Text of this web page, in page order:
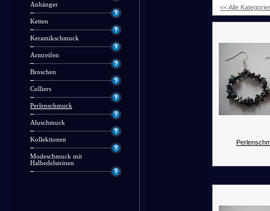
Anhänger
Ketten
Keramikschmuck
Armreifen
Broschen
Colliers
Perlenschmuck
Aluschmuck
Kollektionen
Modeschmuck mit
Halbedelsteinen
<< Alle